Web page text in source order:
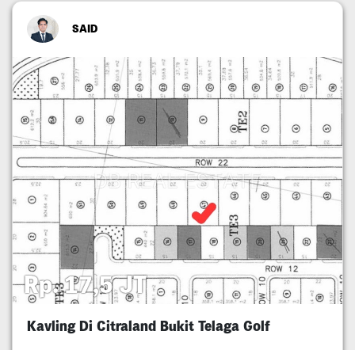
SAID
Rp. 17,5 JT
Kavling Di Citraland Bukit Telaga Golf